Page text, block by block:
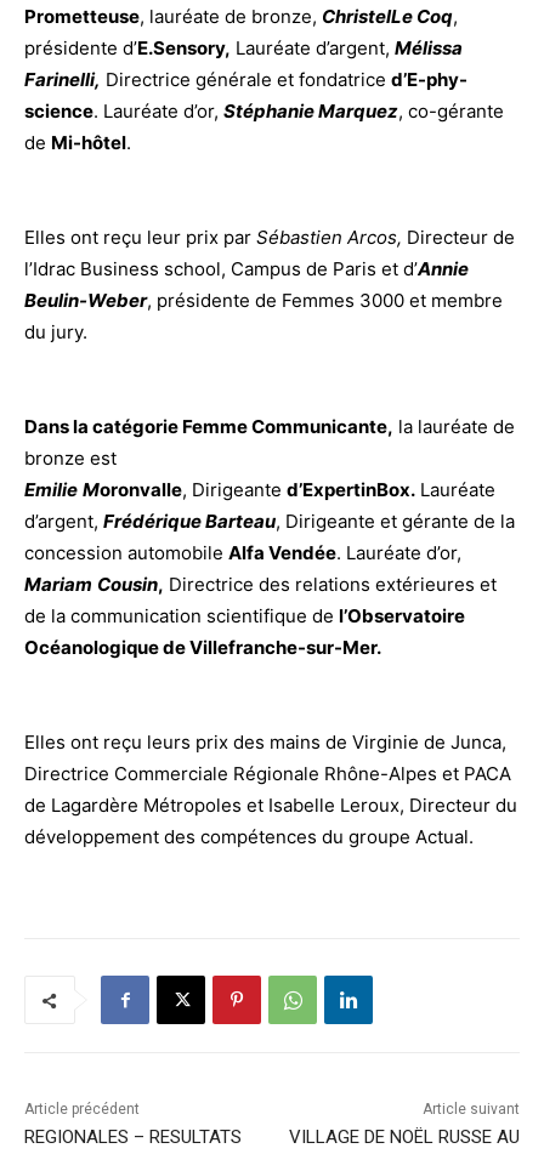
Prometteuse, lauréate de bronze, ChristelLe Coq,
présidente d’E.Sensory, Lauréate d’argent, Mélissa
Farinelli, Directrice générale et fondatrice d’E-phy-
science. Lauréate d’or, Stéphanie Marquez, co-gérante
de Mi-hôtel.
Elles ont reçu leur prix par Sébastien Arcos, Directeur de
l’Idrac Business school, Campus de Paris et d’Annie
Beulin-Weber, présidente de Femmes 3000 et membre
du jury.
Dans la catégorie FemmeCommunicante, la lauréate de
bronze est
Emilie Moronvalle, Dirigeante d’ExpertinBox. Lauréate
d’argent, Frédérique Barteau, Dirigeante et gérante de la
concession automobile Alfa Vendée. Lauréate d’or,
Mariam Cousin, Directrice des relations extérieures et
de la communication scientifique de l’Observatoire
OcéanologiquedeVillefranche-sur-Mer.
Elles ont reçu leurs prix des mains de Virginie de Junca,
Directrice Commerciale Régionale Rhône-Alpes et PACA
de Lagardère Métropoles et Isabelle Leroux, Directeur du
développement des compétences du groupe Actual.
Article précédent
REGIONALES – RESULTATS
Article suivant
VILLAGE DE NOËL RUSSE AU